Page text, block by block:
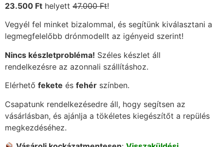
23.500 Ft helyett 47.000 Ft!
Vegyél fel minket bizalommal, és segítünk kiválasztani a
legmegfelelőbb drónmodellt az igényeid szerint!
Nincs készletprobléma! Széles készlet áll
rendelkezésre az azonnali szállításhoz.
Elérhető fekete és fehér színben.
Csapatunk rendelkezésedre áll, hogy segítsen az
vásárlásban, és ajánlja a tökéletes kiegészítőt a repülés
megkezdéséhez.